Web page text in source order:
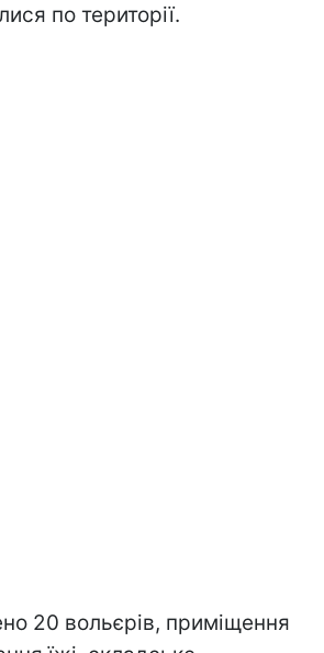
по території.
20 вольєрів, приміщення